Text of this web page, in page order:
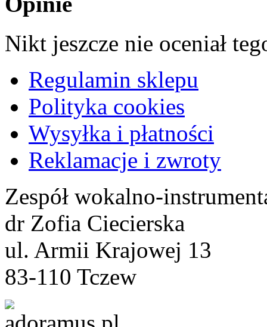
Nikt jeszcze nie oceniał
Regulamin sklepu
Polityka cookies
Wysyłka i płatności
Reklamacje i zwroty
Zespół wokalno-
dr Zofia Ciecierska
ul. Armii Krajowej 13
83-110 Tczew